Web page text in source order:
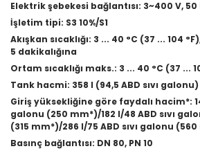
Elektrik şebekesi bağlantısı: 3~400 V, 50
İşletim tipi: S3 10%/S1
Akışkan sıcaklığı: 3 ... 40 °C (37 ... 104
5 dakikalığına
Ortam sıcaklığı maks.: 3 ... 40 °C (37 ...
Tank hacmi: 358 l (94,5 ABD sıvı galonu)
Giriş yüksekliğine göre faydalı hacim*:
galonu (250 mm*)/182 l/48 ABD sıvı
(315 mm*)/286 l/75 ABD sıvı galonu
Basınç bağlantısı: DN 80, PN 10